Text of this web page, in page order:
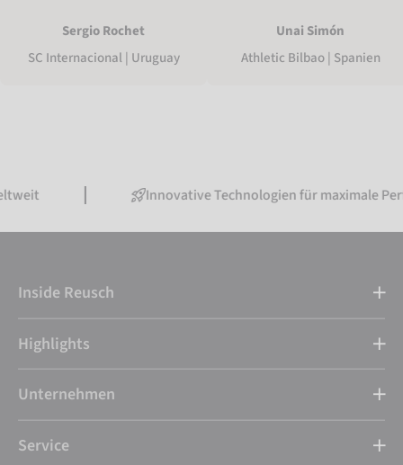
Sergio Rochet
SC Internacional | Uruguay
Unai Simón
Athletic Bilbao | Spanien
Innovative Technologien für maximale Performance
Inside Reusch
Highlights
Unternehmen
Service